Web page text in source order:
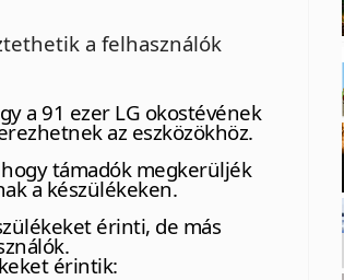
a felhasználók
a 91 ezer LG okostévének
az eszközökhöz.
támadók megkerüljék
a készülékeken.
érinti, de más
érintik: